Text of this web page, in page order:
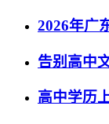
2026年广
告别高中
高中学历